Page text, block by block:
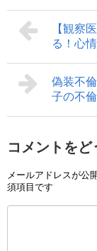
【観察
る！心
偽装不
子の不
コメントをど
メールアドレスが公
須項目です